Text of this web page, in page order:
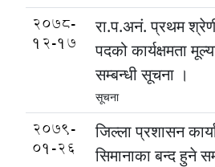
2078-
12-17
रा.प.अनं. प्रथम
पदको कार्यक्षमता
सम्बन्धी सूचना ।
सूचना
2079-
01-26
जिल्ला प्रशासन
सिमानाका बन्द हुने